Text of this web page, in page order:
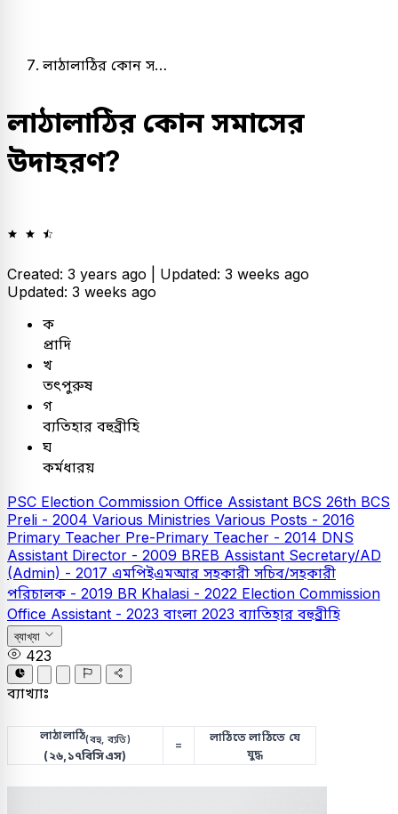
লাঠালাঠির কোন স…
লাঠালাঠির কোন সমাসের
উদাহরণ?
Created: 3 years ago | Updated: 3 weeks ago
Updated: 3 weeks ago
ক
প্রাদি
খ
তৎপুরুষ
গ
ব্যতিহার বহুব্রীহি
ঘ
কর্মধারয়
PSC Election Commission Office Assistant BCS 26th BCS
Preli - 2004 Various Ministries Various Posts - 2016
Primary Teacher Pre-Primary Teacher - 2014 DNS
Assistant Director - 2009 BREB Assistant Secretary/AD
(Admin) - 2017 এমপিইএমআর সহকারী সচিব/সহকারী
পরিচালক - 2019 BR Khalasi - 2022 Election Commission
Office Assistant - 2023 বাংলা 2023 ব্যাতিহার বহুব্রীহি
ব্যাখ্যা
423
ব্যাখ্যাঃ
লাঠালাঠি(বহু, ব্যতি)
(২৬,১৭বিসিএস)
=
লাঠিতে লাঠিতে যে
যুদ্ধ